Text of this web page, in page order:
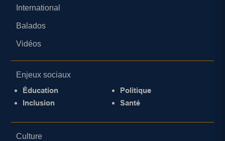
International
Balados
Vidéos
Enjeux sociaux
Éducation
Inclusion
Politique
Santé
Culture